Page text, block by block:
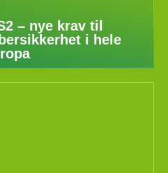
– nye krav til
i hele